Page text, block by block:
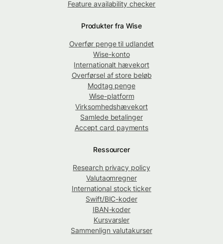
Feature availability checker
Produkter fra Wise
Overfør penge til udlandet
Wise-konto
Internationalt hævekort
Overførsel af store beløb
Modtag penge
Wise-platform
Virksomhedshævekort
Samlede betalinger
Accept card payments
Ressourcer
Research privacy policy
Valutaomregner
International stock ticker
Swift/BIC-koder
IBAN-koder
Kursvarsler
Sammenlign valutakurser